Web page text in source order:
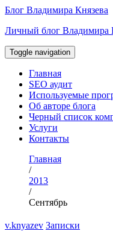
Перейти
содержимому
Блог Владимира Князева
Личный блог Владимира
Toggle navigation
Главная
SEO аудит
Используемые
Об авторе блога
Черный список
Услуги
Контакты
Главная
/
2013
/
Сентябрь
v.knyazev Записки